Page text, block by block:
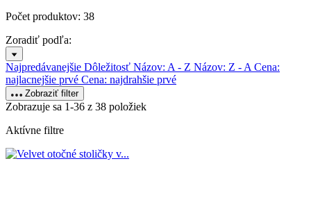
Počet produktov: 38
Zoradiť podľa:
Najpredávanejšie Dôležitosť Názov: A - Z Názov: Z - ACena:
najlacnejšie prvé Cena: najdrahšie prvé
Zobraziť filter
Zobrazuje sa 1-36 z 38 položiek
Aktívne filtre